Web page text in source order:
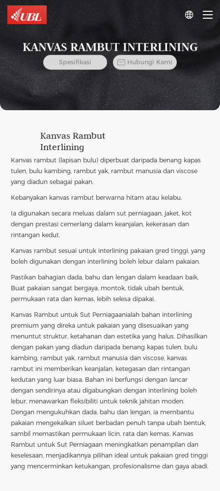

KANVAS RAMBUT INTERLINING
Spesifikasi  Hubungi Kami
Kanvas Rambut
Interlining
Kanvas rambut (lapisan bulu) diperbuat daripada benang kapas
tulen, bulu kambing, rambut yak, rambut manusia dan viscose
yang diadun sebagai pakan.
Kebanyakan kanvas rambut berwarna hitam atau kelabu.
Ia digunakan secara meluas dalam sut perniagaan, jaket, kot
dengan prestasi cemerlang dalam keanjalan, kekerasan dan
rintangan kedut.
Kanvas rambut sesuai untuk interlining pakaian gred tinggi, yang
boleh digunakan dengan interlining boleh lebur dalam pakaian.
Pastikan bahagian dada, bahu dan lengan dalam keadaan baik,
Buat pakaian sangat bergaya, montok, tidak ubah bentuk,
permukaan rata dan kemas, lebih selesa dipakai.
Kanvas Rambut untuk Sut Perniagaanialah bahan interlining
premium yang direka untuk pakaian yang disesuaikan yang
menuntut struktur, ketahanan dan estetika yang halus. Dihasilkan
dengan pakan yang diadun daripada benang kapas tulen, bulu
kambing, rambut yak, rambut manusia dan viscose, kanvas
rambut ini memberikan keanjalan, ketegasan dan rintangan
kedutan yang luar biasa. Bahan ini berfungsi dengan lancar
dengan sendirinya atau digabungkan dengan interlining boleh
lebur, menawarkan fleksibiliti untuk teknik jahitan moden.
Dengan mengukuhkan dada, bahu dan lengan, ia membantu
pakaian mengekalkan siluet berbadan penuh tanpa ubah bentuk,
sambil memastikan permukaan licin, rata dan kemas. Kanvas
Rambut untuk Sut Perniagaan meningkatkan penampilan dan
keselesaan, menjadikannya pilihan ideal untuk pakaian gred tinggi
yang mencerminkan ketukangan, profesionalisme dan gaya abadi.